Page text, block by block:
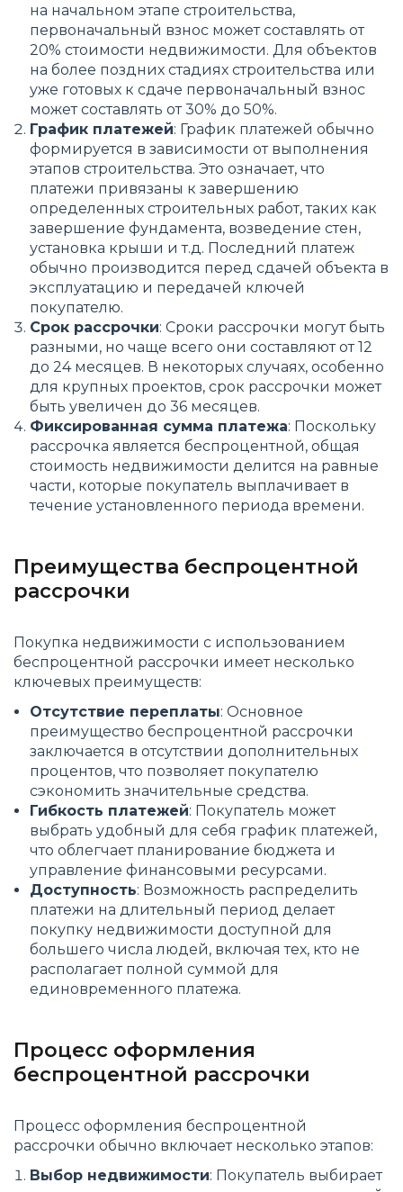
на начальном этапе строительства,
первоначальный взнос может составлять от
20% стоимости недвижимости. Для объектов
на более поздних стадиях строительства или
уже готовых к сдаче первоначальный взнос
может составлять от 30% до 50%.
График платежей: График платежей обычно
формируется в зависимости от выполнения
этапов строительства. Это означает, что
платежи привязаны к завершению
определенных строительных работ, таких как
завершение фундамента, возведение стен,
установка крыши и т.д. Последний платеж
обычно производится перед сдачей объекта в
эксплуатацию и передачей ключей
покупателю.
Срок рассрочки: Сроки рассрочки могут быть
разными, но чаще всего они составляют от 12
до 24 месяцев. В некоторых случаях, особенно
для крупных проектов, срок рассрочки может
быть увеличен до 36 месяцев.
Фиксированная сумма платежа: Поскольку
рассрочка является беспроцентной, общая
стоимость недвижимости делится на равные
части, которые покупатель выплачивает в
течение установленного периода времени.
Преимущества беспроцентной
рассрочки
Покупка недвижимости с использованием
беспроцентной рассрочки имеет несколько
ключевых преимуществ:
Отсутствие переплаты: Основное
преимущество беспроцентной рассрочки
заключается в отсутствии дополнительных
процентов, что позволяет покупателю
сэкономить значительные средства.
Гибкость платежей: Покупатель может
выбрать удобный для себя график платежей,
что облегчает планирование бюджета и
управление финансовыми ресурсами.
Доступность: Возможность распределить
платежи на длительный период делает
покупку недвижимости доступной для
большего числа людей, включая тех, кто не
располагает полной суммой для
единовременного платежа.
Процесс оформления
беспроцентной рассрочки
Процесс оформления беспроцентной
рассрочки обычно включает несколько этапов:
Выбор недвижимости: Покупатель выбирает